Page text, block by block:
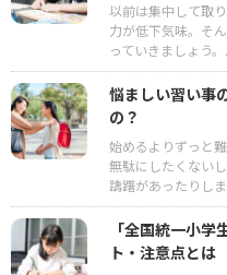
以前は集中して取
力が低下気味。そ
っていきましょう。
悩ましい習い事
の？
始めるよりずっと
無駄にしたくない
躊躇があったりし
「全国統一小
ト・注意点とは